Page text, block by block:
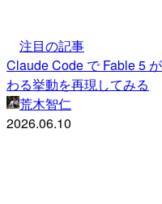
注目の記事
Claude Code で Fable 5
わる挙動を再現してみる
荒木智仁
2026.06.10